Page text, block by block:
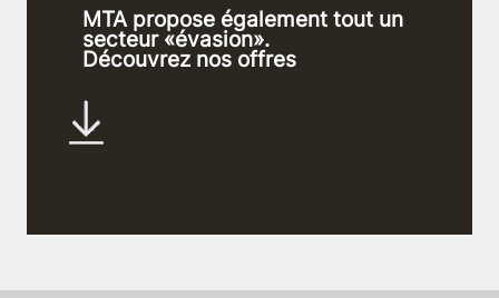
MTA propose également tout un
secteur «évasion».
Découvrez nos offres